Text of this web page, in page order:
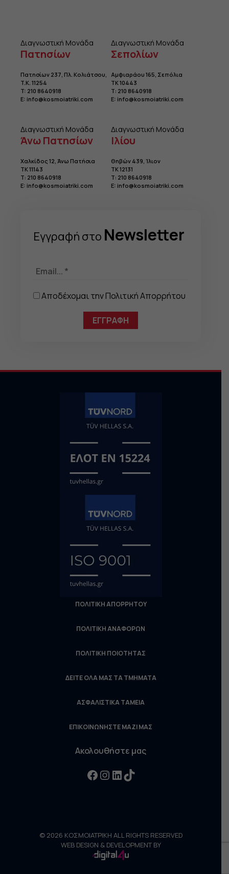
Διαγνωστική Μονάδα
Πατησίων
Πατησίων 237, Πλ. Κολιάτσου,
T.K. 11254
T: 210 8640918
E: info@kosmoiatriki.com
Διαγνωστική Μονάδα
Σεπολίων
Αμφιαράου 165, Σεπόλια
TK 10443
Τ: 210 8640918
E: info@kosmoiatriki.com
Διαγνωστική Μονάδα
Άνω Πατησίων
Χαλκίδος 12, Άνω Πατήσια
TK 11143
Τ: 210 8640918
E: info@kosmoiatriki.com
Διαγνωστική Μονάδα
Ιλίου
Θηβών 439, Ίλιον
TK 12131
Τ: 210 8640918
E: info@kosmoiatriki.com
Eγγραφή στo Newsletter
Αποδέχομαι τηνΠολιτική Απορρήτου
Ακολουθήστε μας
Facebook Instagram LinkedIn TikTok
ΔΕΙΤΕ ΟΛΑ ΜΑΣ ΤΑ ΤΜΗΜΑΤΑ
ΑΣΦΑΛΙΣΤΙΚΑ ΤΑΜΕΙΑ
ΕΠΙΚΟΙΝΩΝΗΣΤΕ ΜΑΖΙ ΜΑΣ
ΠΟΛΙΤΙΚΗ ΑΠΟΡΡΗΤΟΥ
ΠΟΛΙΤΙΚΗ ΑΝΑΦΟΡΩΝ
ΠΟΛΙΤΙΚΗ ΠΟΙΟΤΗΤΑΣ
© 2026 ΚΟΣΜΟΙΑΤΡΙΚΗ ALL RIGHTS RESERVED
WEB DESIGN & DEVELOPMENT BY